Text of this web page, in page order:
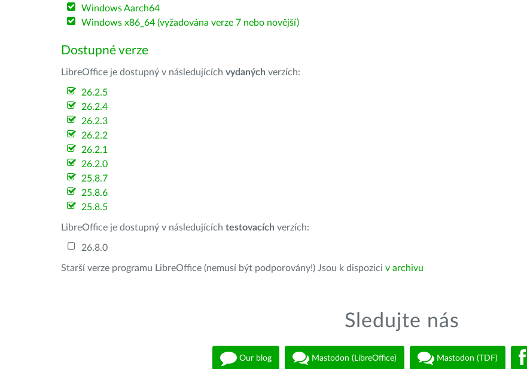
Windows Aarch64
Windows x86_64 (vyžadována verze 7 nebo novější)
Dostupné verze
LibreOffice je dostupný v následujících vydaných verzích:
26.2.5
26.2.4
26.2.3
26.2.2
26.2.1
26.2.0
25.8.7
25.8.6
25.8.5
LibreOffice je dostupný v následujících testovacích verzích:
26.8.0
Starší verze programu LibreOffice (nemusí být podporovány!) Jsou k dispozici v archivu
Sledujte nás
Our blog Mastodon (LibreOffice) Mastodon (TDF)